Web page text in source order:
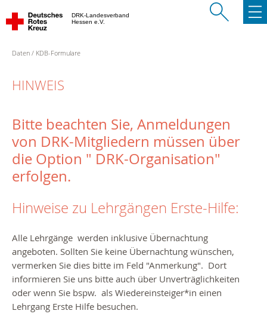
DRK-Landesverband
Hessen e.V.
Daten KDB-Formulare
HINWEIS
Bitte beachten Sie, Anmeldungen
von DRK-Mitgliedern müssen über
die Option " DRK-Organisation"
erfolgen.
Hinweise zu Lehrgängen Erste-Hilfe:
Alle Lehrgänge werden inklusive Übernachtung
angeboten. Sollten Sie keine Übernachtung wünschen,
vermerken Sie dies bitte im Feld "Anmerkung". Dort
informieren Sie uns bitte auch über Unverträglichkeiten
oder wenn Sie bspw. als Wiedereinsteiger*in einen
Lehrgang Erste Hilfe besuchen.